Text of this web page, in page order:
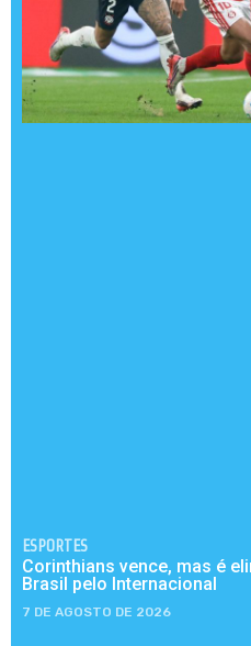
ESPORTES
Corinthians vence, mas é
Brasil pelo Internacional
7 DE AGOSTO DE 2026